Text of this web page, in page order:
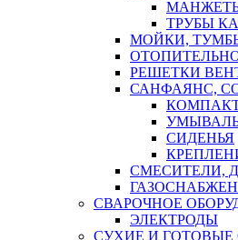
ТРУБЫ
МОЙКИ,
РЕШЕТКИ
САНФАЯНС,
СИДЕНЬЯ
СМЕСИТЕЛИ,
СВАРОЧНОЕ
ЭЛЕКТРОДЫ
СУХИЕ И ГОТОВЫЕ